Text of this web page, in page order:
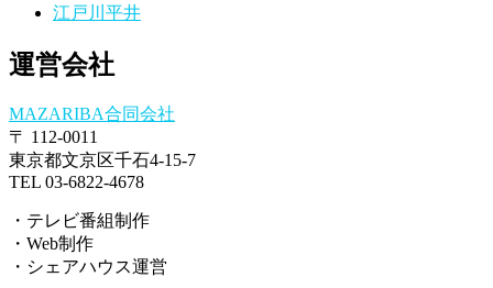
江戸川平井
運営会社
MAZARIBA合同会社
〒 112-0011
東京都文京区千石4-15-7
TEL 03-6822-4678
・テレビ番組制作
・Web制作
・シェアハウス運営